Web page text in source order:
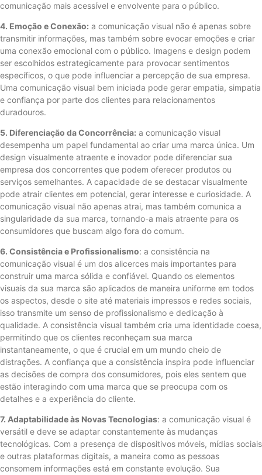
comunicação mais acessível e envolvente para o público.
4. Emoção e Conexão: a comunicação visual não é apenas sobre
transmitir informações, mas também sobre evocar emoções e criar
uma conexão emocional com o público. Imagens e design podem
ser escolhidos estrategicamente para provocar sentimentos
específicos, o que pode influenciar a percepção de sua empresa.
Uma comunicação visual bem iniciada pode gerar empatia, simpatia
e confiança por parte dos clientes para relacionamentos
duradouros.
5. Diferenciação da Concorrência: a comunicação visual
desempenha um papel fundamental ao criar uma marca única. Um
design visualmente atraente e inovador pode diferenciar sua
empresa dos concorrentes que podem oferecer produtos ou
serviços semelhantes. A capacidade de se destacar visualmente
pode atrair clientes em potencial, gerar interesse e curiosidade. A
comunicação visual não apenas atrai, mas também comunica a
singularidade da sua marca, tornando-a mais atraente para os
consumidores que buscam algo fora do comum.
6. Consistência e Profissionalismo: a consistência na
comunicação visual é um dos alicerces mais importantes para
construir uma marca sólida e confiável. Quando os elementos
visuais da sua marca são aplicados de maneira uniforme em todos
os aspectos, desde o site até materiais impressos e redes sociais,
isso transmite um senso de profissionalismo e dedicação à
qualidade. A consistência visual também cria uma identidade coesa,
permitindo que os clientes reconheçam sua marca
instantaneamente, o que é crucial em um mundo cheio de
distrações. A confiança que a consistência inspira pode influenciar
as decisões de compra dos consumidores, pois eles sentem que
estão interagindo com uma marca que se preocupa com os
detalhes e a experiência do cliente.
7. Adaptabilidade às Novas Tecnologias: a comunicação visual é
versátil e deve se adaptar constantemente às mudanças
tecnológicas. Com a presença de dispositivos móveis, mídias sociais
e outras plataformas digitais, a maneira como as pessoas
consomem informações está em constante evolução. Sua